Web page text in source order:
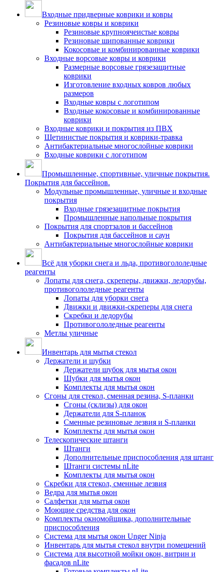
Входные придверные коврики и ковры
Резиновые ковры и коврики
Резиновые крупноячеистые ковры
Резиновые шипованные коврики
Кокосовые и комбинированные коврики
Входные ворсовые ковры и коврики
Размерные ворсовые грязезащитные
коврики
Изготовление входных ковров любых
размеров
Входные ковры с логотипом
Входные кокосовые и комбинированные
коврики
Входные коврики и покрытия из ПВХ
Щетинистые покрытия и коврики-травка
Антибактериальные многослойные коврики
Входные коврики с логотипом
Промышленные, спортивные, уличные покрытия.
Покрытия для бассейнов.
Модульные промышленные, уличные и входные
покрытия
Входные грязезащитные покрытия
Промышленные напольные покрытия
Покрытия для спортзалов и бассейнов
Покрытия для бассейнов и саун
Антибактериальные многослойные коврики
Всё для уборки снега и льда, противогололедные
реагенты
Лопаты для снега, скреперы, движки, ледорубы,
противогололедные реагенты
Лопаты для уборки снега
Движки и движки-скреперы для снега
Скребки и ледорубы
Противогололедные реагенты
Метлы уличные
Инвентарь для мытья стекол
Держатели и шубки
Держатели шубок для мытья окон
Шубки для мытья окон
Комплекты для мытья окон
Сгоны для стекол, сменная резина, S-планки
Сгоны (склизы) для окон
Держатели для S-планок
Сменные резиновые лезвия и S-планки
Комплекты для мытья окон
Телескопические штанги
Штанги
Дополнительные приспособления для штанг
Штанги системы nLite
Комплекты для мытья окон
Скребки для стекол, сменные лезвия
Ведра для мытья окон
Салфетки для мытья окон
Моющие средства для окон
Комплекты окномойщика, дополнительные
приспособления
Система для мытья окон Unger Ninja
Инвентарь для мытья стекол внутри помещений
Система для высотной мойки окон, витрин и
фасадов nLite